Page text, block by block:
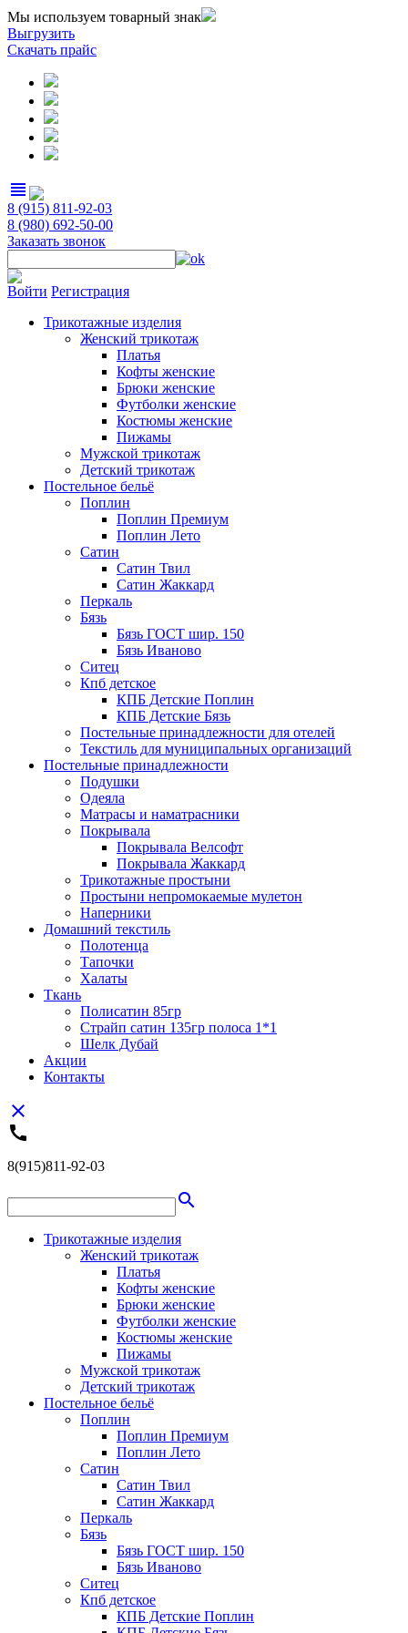
Мы используем товарный знак
Выгрузить
Скачать прайс
view_headline
8 (915) 811-92-03
8 (980) 692-50-00
Заказать звонок
Войти Регистрация
Трикотажные изделия
Женский трикотаж
Платья
Кофты женские
Брюки женские
Футболки женские
Костюмы женские
Пижамы
Мужской трикотаж
Детский трикотаж
Постельное бельё
Поплин
Поплин Премиум
Поплин Лето
Сатин
Сатин Твил
Сатин Жаккард
Перкаль
Бязь
Бязь ГОСТ шир. 150
Бязь Иваново
Ситец
Кпб детское
КПБ Детские Поплин
КПБ Детские Бязь
Постельные принадлежности для отелей
Текстиль для муниципальных организаций
Постельные принадлежности
Подушки
Одеяла
Матрасы и наматрасники
Покрывала
Покрывала Велсофт
Покрывала Жаккард
Трикотажные простыни
Простыни непромокаемые мулетон
Наперники
Домашний текстиль
Полотенца
Тапочки
Халаты
Ткань
Полисатин 85гр
Страйп сатин 135гр полоса 1*1
Шелк Дубай
Акции
Контакты
close
call
8(915)811-92-03
search
Трикотажные изделия
Женский трикотаж
Платья
Кофты женские
Брюки женские
Футболки женские
Костюмы женские
Пижамы
Мужской трикотаж
Детский трикотаж
Постельное бельё
Поплин
Поплин Премиум
Поплин Лето
Сатин
Сатин Твил
Сатин Жаккард
Перкаль
Бязь
Бязь ГОСТ шир. 150
Бязь Иваново
Ситец
Кпб детское
КПБ Детские Поплин